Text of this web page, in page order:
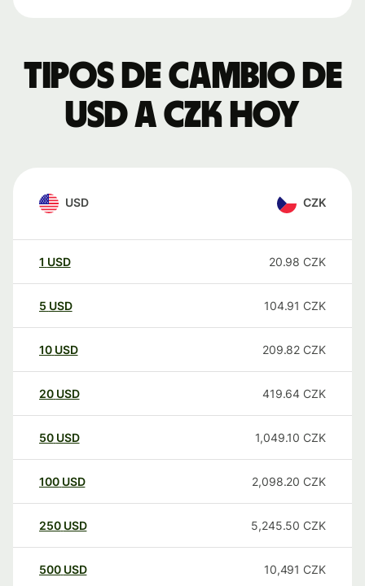
Tipos de cambio de
USD a CZK hoy
USD CZK
1 USD 20.98 CZK
5 USD 104.91 CZK
10 USD 209.82 CZK
20 USD 419.64 CZK
50 USD 1,049.10 CZK
100 USD 2,098.20 CZK
250 USD 5,245.50 CZK
500 USD 10,491 CZK